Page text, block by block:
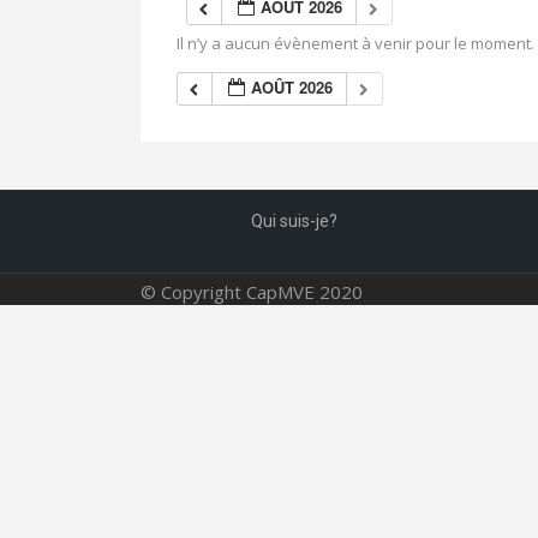
AOÛT 2026
Il n’y a aucun évènement à venir pour le moment.
AOÛT 2026
Qui suis-je?
© Copyright CapMVE 2020